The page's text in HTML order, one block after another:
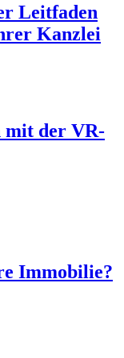
Leitfaden
Kanzlei
mit der VR-
Immobilie?